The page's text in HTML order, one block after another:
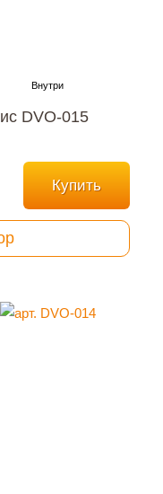
DVO-015
Купить